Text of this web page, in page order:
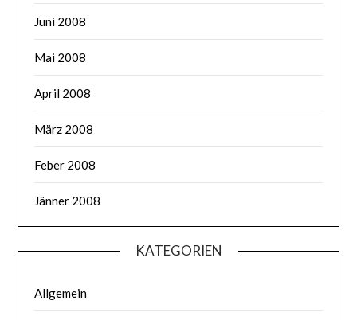
Juni 2008
Mai 2008
April 2008
März 2008
Feber 2008
Jänner 2008
KATEGORIEN
Allgemein